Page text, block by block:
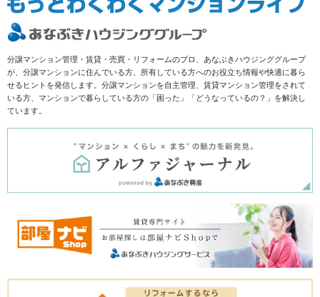
分譲マンション管理・賃貸・売買・リフォームのプロ、あなぶきハウジンググループ
が、分譲マンションに住んでいる方、所有している方へのお役立ち情報や快適に暮ら
せるヒントを発信します。分譲マンションを自主管理、賃貸マンション管理をされて
いる方、マンションで暮らしている方の「困った」「どうなっているの？」を解決し
ています。